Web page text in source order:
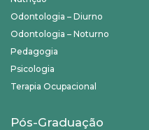
Odontologia – Diurno
Odontologia – Noturno
Pedagogia
Psicologia
Terapia Ocupacional
Pós-Graduação